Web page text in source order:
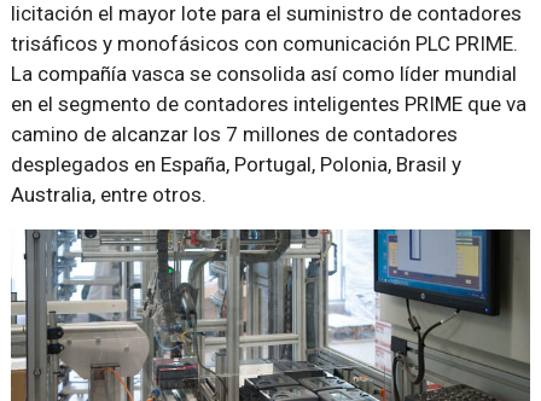
licitación el mayor lote para el suministro de contadores
trisáficos y monofásicos con comunicación PLC PRIME.
La compañía vasca se consolida así como líder mundial
en el segmento de contadores inteligentes PRIME que va
camino de alcanzar los 7 millones de contadores
desplegados en España, Portugal, Polonia, Brasil y
Australia, entre otros.